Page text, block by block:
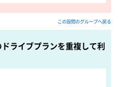
この設問のグループへ戻る
ライブプランを重複して利